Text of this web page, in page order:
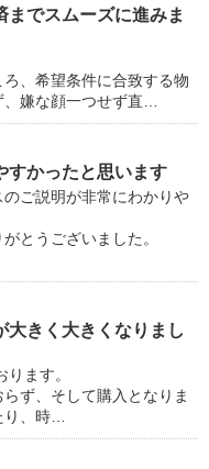
でスムーズに進みま
、希望条件に合致する物
嫌な顔一つせず直…
すかったと思います
ご説明が非常にわかりや
とうございました。
大きく大きくなりまし
ます。
ず、そして購入となりま
、時…